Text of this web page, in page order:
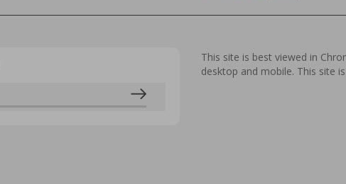
This site is best viewed in
desktop and mobile. This site